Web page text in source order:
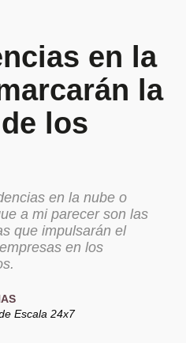
en la
la
los
en la nube o
a mi parecer son las
que impulsarán el
en los
Escala 24x7